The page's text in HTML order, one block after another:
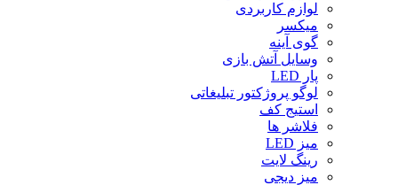
لوازم کاربردی
میکسر
گوی آینه
وسایل آتش بازی
پار LED
لوگو پروژکتور تبلیغاتی
استیج کف
فلاشر ها
میز LED
رینگ لایت
میز دیجی